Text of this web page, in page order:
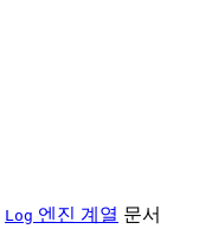
Log 엔진 계열 문서